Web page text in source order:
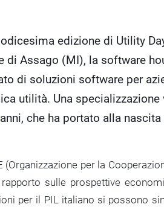
edizione di Utility
di Assago (MI), la software
di soluzioni software per
utilità. Una
che ha portato alla
(Organizzazione per la
sulle prospettive
per il PIL italiano si possono